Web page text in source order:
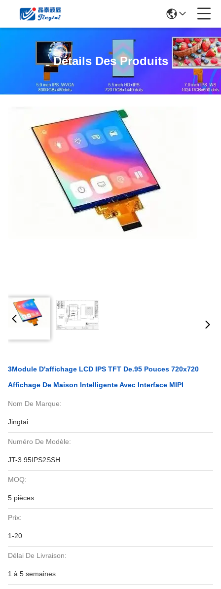
Détails Des Produits
3Module D'affichage LCD IPS TFT De.95 Pouces 720x720
Affichage De Maison Intelligente Avec Interface MIPI
Nom De Marque:
Jingtai
Numéro De Modèle:
JT-3.95IPS2SSH
MOQ:
5 pièces
Prix:
1-20
Délai De Livraison:
1 à 5 semaines